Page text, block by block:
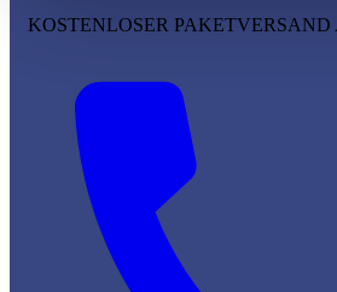
KOSTENLOSER PAKETVERSAND